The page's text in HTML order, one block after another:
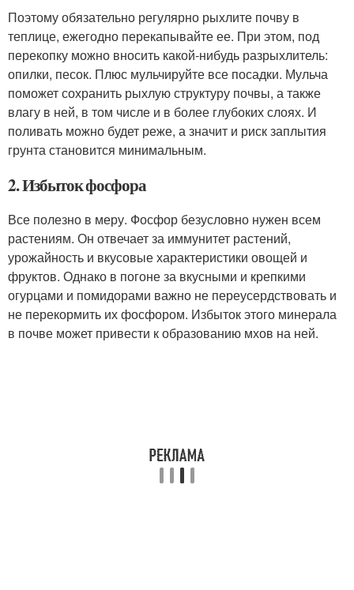
Поэтому обязательно регулярно рыхлите почву в
теплице, ежегодно перекапывайте ее. При этом, под
перекопку можно вносить какой-нибудь разрыхлитель:
опилки, песок. Плюс мульчируйте все посадки. Мульча
поможет сохранить рыхлую структуру почвы, а также
влагу в ней, в том числе и в более глубоких слоях. И
поливать можно будет реже, а значит и риск заплытия
грунта становится минимальным.
2. Избыток фосфора
Все полезно в меру. Фосфор безусловно нужен всем
растениям. Он отвечает за иммунитет растений,
урожайность и вкусовые характеристики овощей и
фруктов. Однако в погоне за вкусными и крепкими
огурцами и помидорами важно не переусердствовать и
не перекормить их фосфором. Избыток этого минерала
в почве может привести к образованию мхов на ней.